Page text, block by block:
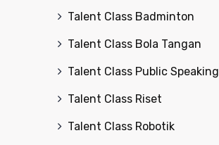
Talent Class Badminton
Talent Class Bola Tangan
Talent Class Public Speaking
Talent Class Riset
Talent Class Robotik